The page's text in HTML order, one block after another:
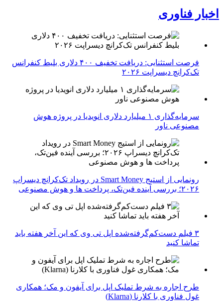
اخبار فناوری
فرصت استثنایی: دریافت تخفیف ۴۰۰ دلاری بلیط کنفرانس
تک‌کرانچ دیسراپت ۲۰۲۶
سرمایه‌گذاری ۱ میلیارد دلاری انویدیا در پروژه هوش
مصنوعی ناور
رونمایی از استیج Smart Money در رویداد تک‌کرانچ دیسراپ
۲۰۲۶؛ بررسی آینده فین‌تک، پرداخت‌ ها و هوش مصنوعی
۳ فیلم دست‌کم‌گرفته‌شده اپل تی وی که این آخر هفته باید
تماشا کنید
طرح اجاره به شرط تملیک اپل برای آیفون و مک؛ همکاری
غول فناوری با کلارنا (Klarna)